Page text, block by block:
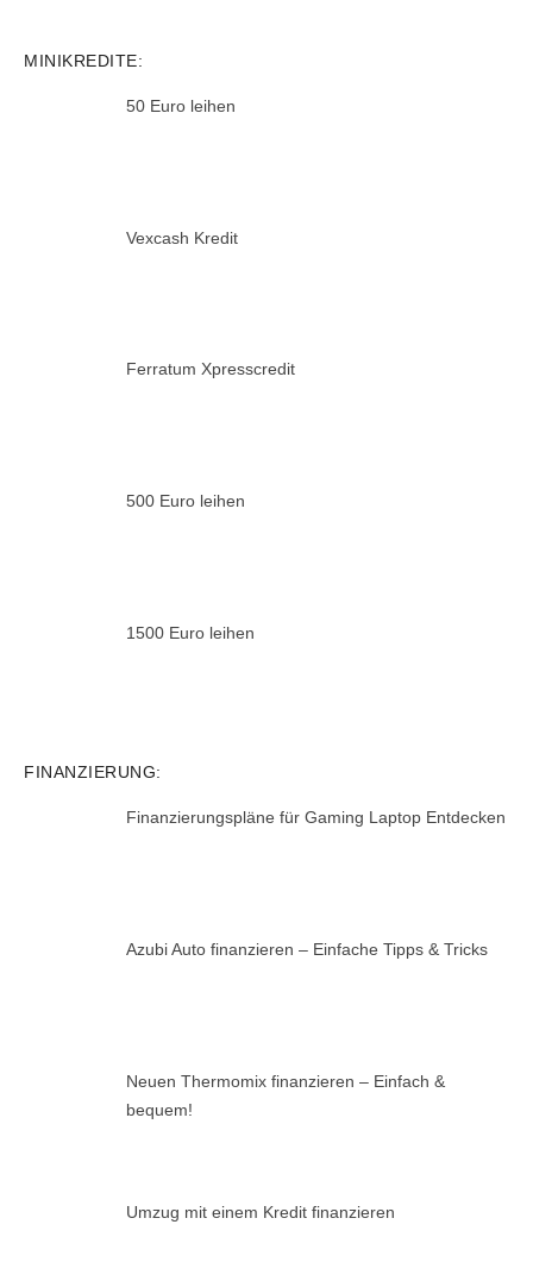
MINIKREDITE:
50 Euro leihen
Vexcash Kredit
Ferratum Xpresscredit
500 Euro leihen
1500 Euro leihen
FINANZIERUNG:
Finanzierungspläne für Gaming Laptop Entdecken
Azubi Auto finanzieren – Einfache Tipps & Tricks
Neuen Thermomix finanzieren – Einfach &
bequem!
Umzug mit einem Kredit finanzieren